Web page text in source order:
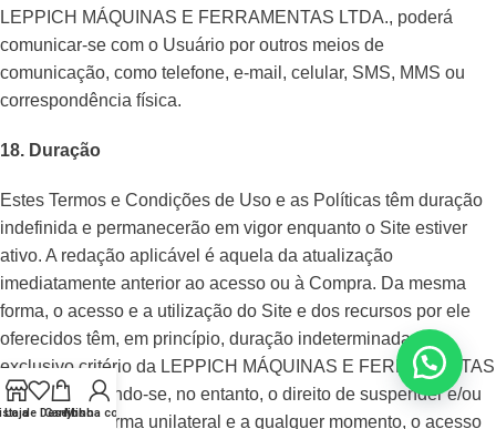
LEPPICH MÁQUINAS E FERRAMENTAS LTDA., poderá
comunicar-se com o Usuário por outros meios de
comunicação, como telefone, e-mail, celular, SMS, MMS ou
correspondência física.
18. Duração
Estes Termos e Condições de Uso e as Políticas têm duração
indefinida e permanecerão em vigor enquanto o Site estiver
ativo. A redação aplicável é aquela da atualização
imediatamente anterior ao acesso ou à Compra. Da mesma
forma, o acesso e a utilização do Site e dos recursos por ele
oferecidos têm, em princípio, duração indeterminada, a
exclusivo critério da LEPPICH MÁQUINAS E FERRAMENTAS
LTDA. reservando-se, no entanto, o direito de suspender e/ou
cancelar, de forma unilateral e a qualquer momento, o acesso
Lojade Desejos
Carrinho
Minha conta